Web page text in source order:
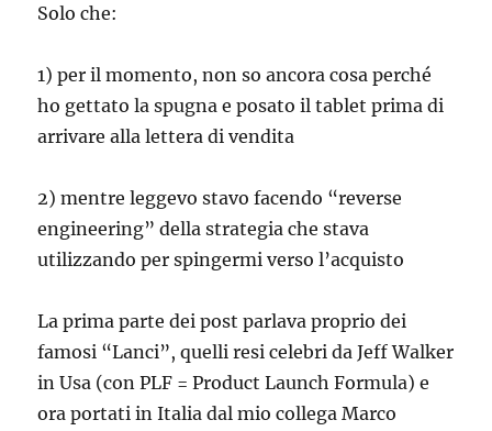
Solo che:
1) per il momento, non so ancora cosa perché
ho gettato la spugna e posato il tablet prima di
arrivare alla lettera di vendita
2) mentre leggevo stavo facendo “reverse
engineering” della strategia che stava
utilizzando per spingermi verso l’acquisto
La prima parte dei post parlava proprio dei
famosi “Lanci”, quelli resi celebri da Jeff Walker
in Usa (con PLF = Product Launch Formula) e
ora portati in Italia dal mio collega Marco